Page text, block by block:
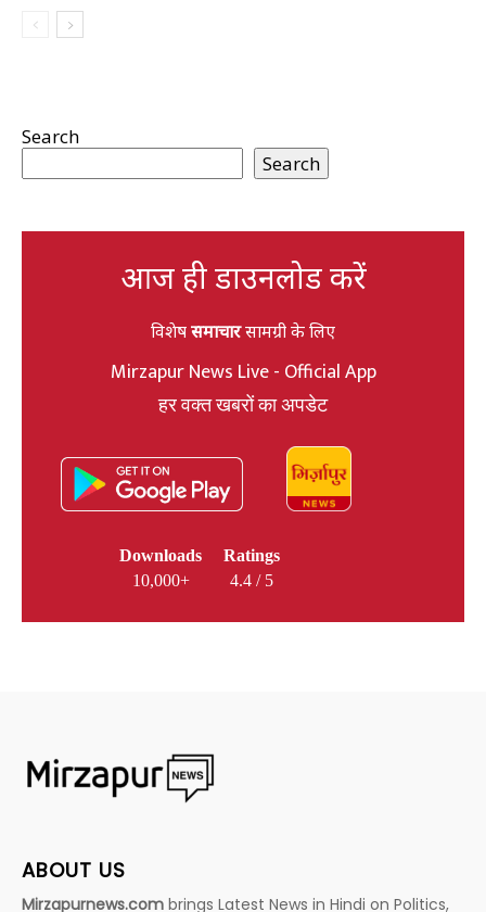
Search
Search
आज ही डाउनलोड करें
विशेषसमाचारसामग्री के लिए
Mirzapur News Live - Official App
हर वक्त खबरों का अपडेट
Downloads
10,000+
Ratings
4.4 / 5
ABOUT US
Mirzapurnews.com brings Latest News in Hindi on Politics,